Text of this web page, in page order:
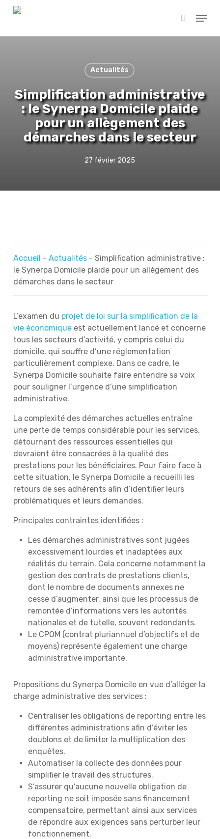
Skip
search
Menu
Actualités
Simplification administrative
: le Synerpa Domicile plaide
pour un allègement des
démarches dans le secteur
27 février 2025
Accueil - Actualités- Simplification administrative :
le Synerpa Domicile plaide pour un allègement des
démarches dans le secteur
L’examen du projet de loi sur la simplification de la
vie économiqueest actuellement lancé et concerne
tous les secteurs d’activité, y compris celui du
domicile, qui souffre d’une réglementation
particulièrement complexe. Dans ce cadre, le
Synerpa Domicile souhaite faire entendre sa voix
pour souligner l’urgence d’une simplification
administrative.
La complexité des démarches actuelles entraîne
une perte de temps considérable pour les services,
détournant des ressources essentielles qui
devraient être consacrées à la qualité des
prestations pour les bénéficiaires. Pour faire face à
cette situation, le Synerpa Domicile a recueilli les
retours de ses adhérents afin d’identifier leurs
problématiques et leurs demandes.
Principales contraintes identifiées :
Les démarches administratives sont jugées
excessivement lourdes et inadaptées aux
réalités du terrain. Cela concerne notamment la
gestion des contrats de prestations clients,
dont le nombre de documents annexes ne
cesse d’augmenter, ainsi que les processus de
remontée d’informations vers les autorités
nationales et de tutelle, souvent redondants.
Le CPOM (contrat pluriannuel d’objectifs et de
moyens) représente également une charge
administrative importante.
Propositions du Synerpa Domicile en vue d’alléger la
charge administrative des services :
Centraliser les obligations de reporting entre les
différentes administrations afin d’éviter les
doublons et de limiter la multiplication des
enquêtes.
Automatiser la collecte des données pour
simplifier le travail des structures.
S’assurer qu’aucune nouvelle obligation de
reporting ne soit imposée sans financement
compensatoire, permettant ainsi aux services
de répondre aux exigences sans perturber leur
fonctionnement.